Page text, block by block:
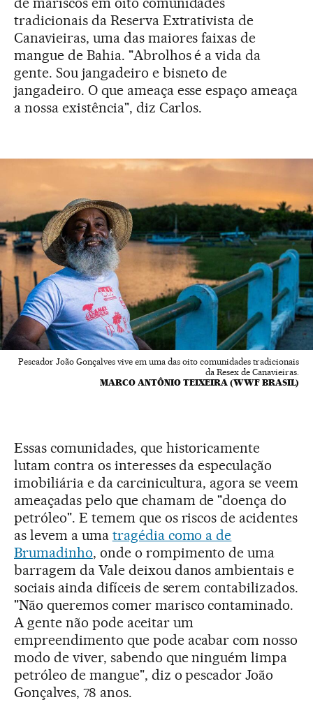
tradicionais da Reserva Extrativista de
Canavieiras, uma das maiores faixas de
mangue de Bahia. "Abrolhos é a vida da
gente. Sou jangadeiro e bisneto de
jangadeiro. O que ameaça esse espaço ameaça
a nossa existência", diz Carlos.
Pescador João Gonçalves vive em uma das oito comunidades tradicionais
da Resex de Canavieiras.
MARCO ANTÔNIO TEIXEIRA (WWF BRASIL)
Essas comunidades, que historicamente
lutam contra os interesses da especulação
imobiliária e da carcinicultura, agora se veem
ameaçadas pelo que chamam de "doença do
petróleo". E temem que os riscos de acidentes
as levem a uma tragédia como a de
Brumadinho, onde o rompimento de uma
barragem da Vale deixou danos ambientais e
sociais ainda difíceis de serem contabilizados.
"Não queremos comer marisco contaminado.
A gente não pode aceitar um
empreendimento que pode acabar com nosso
modo de viver, sabendo que ninguém limpa
petróleo de mangue", diz o pescador João
Gonçalves, 78 anos.